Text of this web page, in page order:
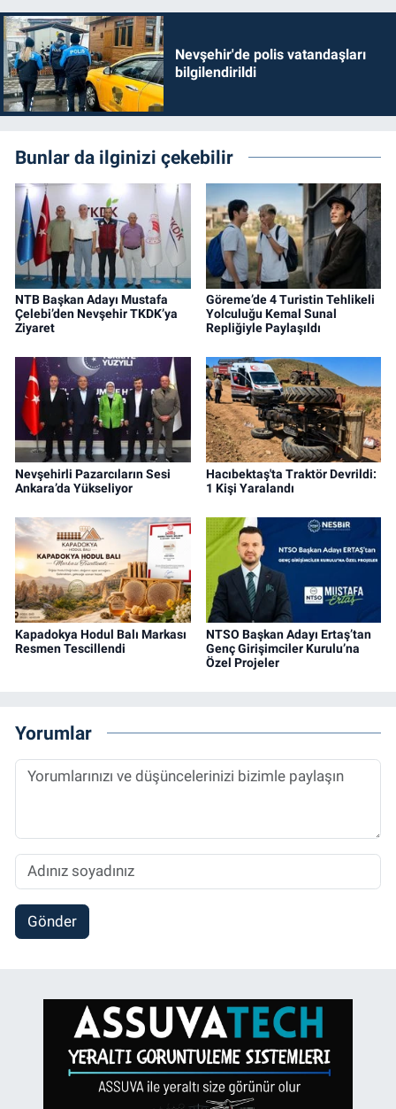
Nevşehir'de polis vatandaşları
bilgilendirildi
Bunlar da ilginizi çekebilir
NTB Başkan Adayı Mustafa
Çelebi’den Nevşehir TKDK’ya
Ziyaret
Göreme’de 4 Turistin Tehlikeli
Yolculuğu Kemal Sunal
Repliğiyle Paylaşıldı
Nevşehirli Pazarcıların Sesi
Ankara’da Yükseliyor
Hacıbektaş'ta Traktör Devrildi:
1 Kişi Yaralandı
Kapadokya Hodul Balı Markası
Resmen Tescillendi
NTSO Başkan Adayı Ertaş’tan
Genç Girişimciler Kurulu’na
Özel Projeler
Yorumlar
Gönder